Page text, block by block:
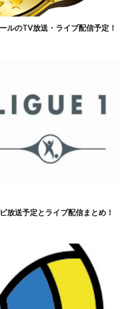
ルのTV放送・ライブ配信予定！
放送予定とライブ配信まとめ！